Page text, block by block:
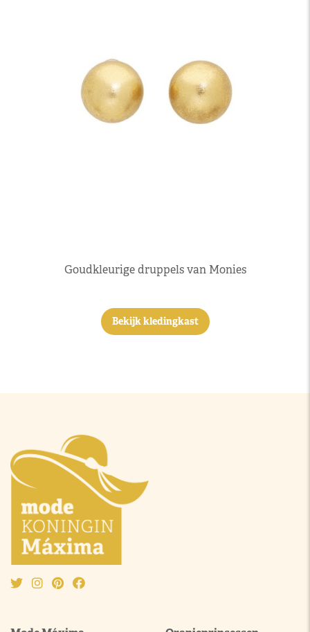
Goudkleurige druppels van Monies
Bekijk kledingkast